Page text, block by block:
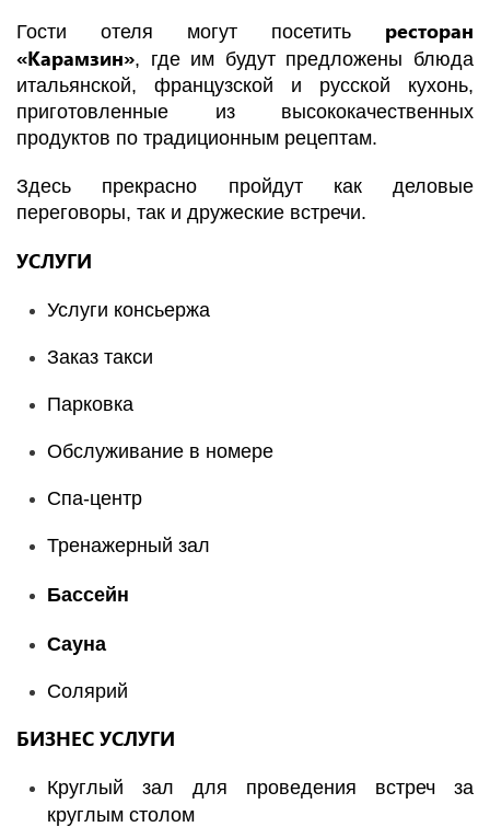
Гости отеля могут посетить ресторан
«Карамзин», где им будут предложены блюда
итальянской, французской и русской кухонь,
приготовленные из высококачественных
продуктов по традиционным рецептам.
Здесь прекрасно пройдут как деловые
переговоры, так и дружеские встречи.
УСЛУГИ
Услуги консьержа
Заказ такси
Парковка
Обслуживание в номере
Спа-центр
Тренажерный зал
Бассейн
Сауна
Солярий
БИЗНЕС УСЛУГИ
Круглый зал для проведения встреч за
круглым столом